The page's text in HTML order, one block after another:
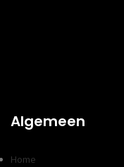
Algemeen
Home